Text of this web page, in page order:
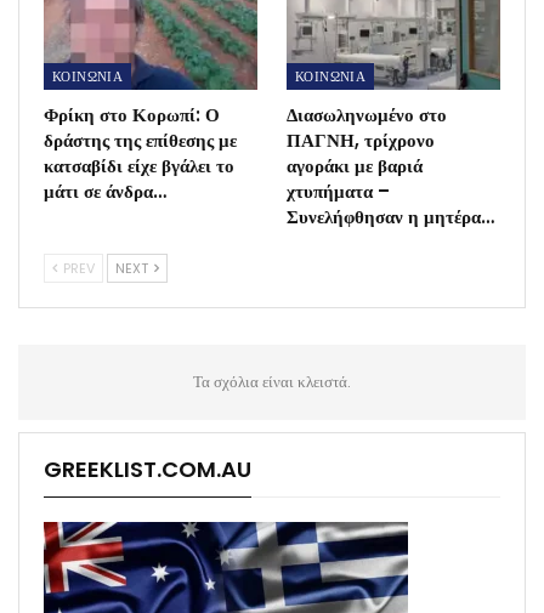
ΚΟΙΝΩΝΙΑ
Φρίκη στο Κορωπί: Ο
δράστης της επίθεσης με
κατσαβίδι είχε βγάλει το
μάτι σε άνδρα…
ΚΟΙΝΩΝΙΑ
Διασωληνωμένο στο
ΠΑΓΝΗ, τρίχρονο
αγοράκι με βαριά
χτυπήματα –
Συνελήφθησαν η μητέρα…
PREV NEXT
Τα σχόλια είναι κλειστά.
GREEKLIST.COM.AU